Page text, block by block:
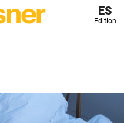
ES
Edition